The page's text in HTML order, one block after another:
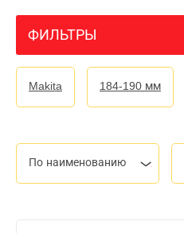
ФИЛЬТРЫ
Makita 184-190 мм
По наименованию